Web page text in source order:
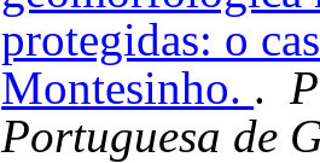
protegidas: o
Montesinho. .
Portuguesa de